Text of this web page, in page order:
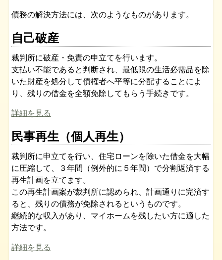
債務の解決方法には、次のようなものがあります。
自己破産
裁判所に破産・免責の申立てを行います。
支払い不能であると判断され、最低限の生活必需品を除
いた財産を処分して債権者へ平等に分配することによ
り、残りの借金を全額免除してもらう手続きです。
詳細を見る
民事再生（個人再生）
裁判所に申立てを行い、住宅ローンを除いた借金を大幅
に圧縮して、３年間（例外的に５年間）で分割返済する
再生計画を立てます。
この再生計画案が裁判所に認められ、計画通りに完済す
ると、残りの債務が免除されるというものです。
継続的な収入があり、マイホームを残したい方に適した
方法です。
詳細を見る